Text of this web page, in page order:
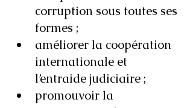
corruption sous toutes ses
formes ;
améliorer la coopération
internationale et
l’entraide judiciaire ;
promouvoir la